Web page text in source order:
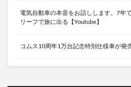
電気自動車の本音をお話しします。7年
リーフで旅に出る【Youtube】
コムス10周年1万台記念特別仕様車が発